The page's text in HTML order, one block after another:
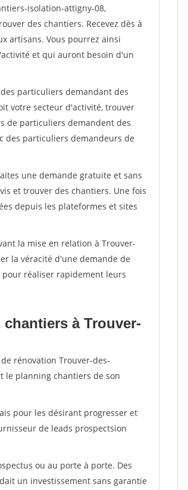
isolation-attigny-08,
des chantiers. Recevez dès à
artisans. Vous pourrez ainsi
et qui auront besoin d'un
particuliers demandant des
votre secteur d'activité, trouver
de particuliers demandent des
des particuliers demandeurs de
une demande gratuite et sans
et trouver des chantiers. Une fois
depuis les plateformes et sites
la mise en relation à Trouver-
la véracité d'une demande de
pour réaliser rapidement leurs
à Trouver-
rénovation Trouver-des-
le planning chantiers de son
pour les désirant progresser et
de leads prospectsion
ou au porte à porte. Des
un investissement sans garantie